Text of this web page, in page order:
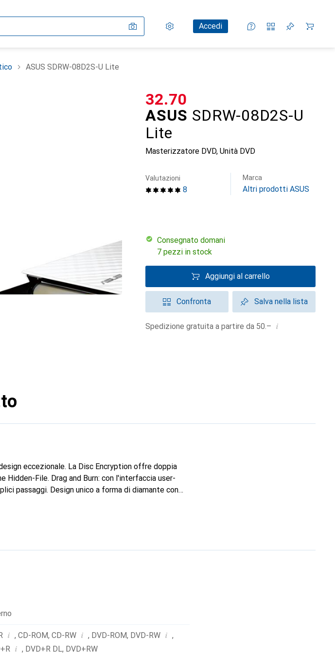
Impostazioni
Conto clienteAccedi
Liste di confronto
Liste dei desideri
Carrello
ASUS SDRW-08D2S-U Lite
ASUS SDRW-08D2S-U
Lite
Masterizzatore DVD, Unità DVD
CHF
32.70
8
Valutazioni Marca
Altri prodotti ASUS
Consegnato domani
7 pezzi in stock
Aggiungi al carrello
Confronta Salva nella lista
Spedizione gratuita a partire da 50.– i
eccezionale. La Disc Encryption offre doppia
File. Drag and Burn: con l'interfaccia user-
passaggi. Design unico a forma di diamante con
i , CD-ROM, CD-RW i , DVD-ROM, DVD-RW i ,
i , DVD+R DL, DVD+RW